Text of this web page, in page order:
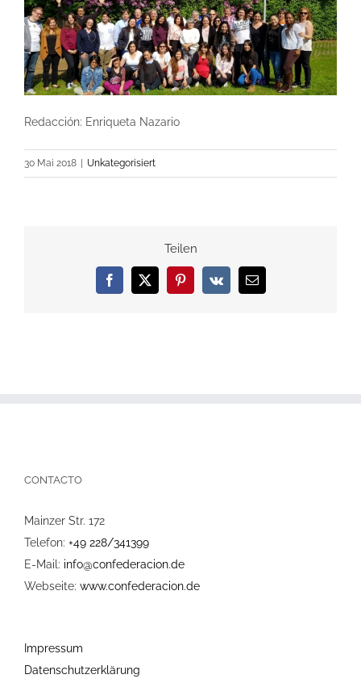
Redacción: Enriqueta Nazario
30 Mai 2018 Unkategorisiert
Teilen
Facebook
X Pinterest
Vk
E-
CONTACTO
Mainzer Str. 172
Telefon: +49 228/341399
E-Mail: info@confederacion.de
Webseite: www.confederacion.de
Impressum
Datenschutzerklärung